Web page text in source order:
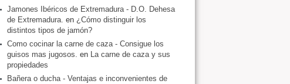
Jamones Ibéricos de Extremadura - D.O. Dehesa
de Extremadura. en ¿Cómo distinguir los
distintos tipos de jamón?
Como cocinar la carne de caza - Consigue los
guisos mas jugosos. en La carne de caza y sus
propiedades
Bañera o ducha - Ventajas e inconvenientes de